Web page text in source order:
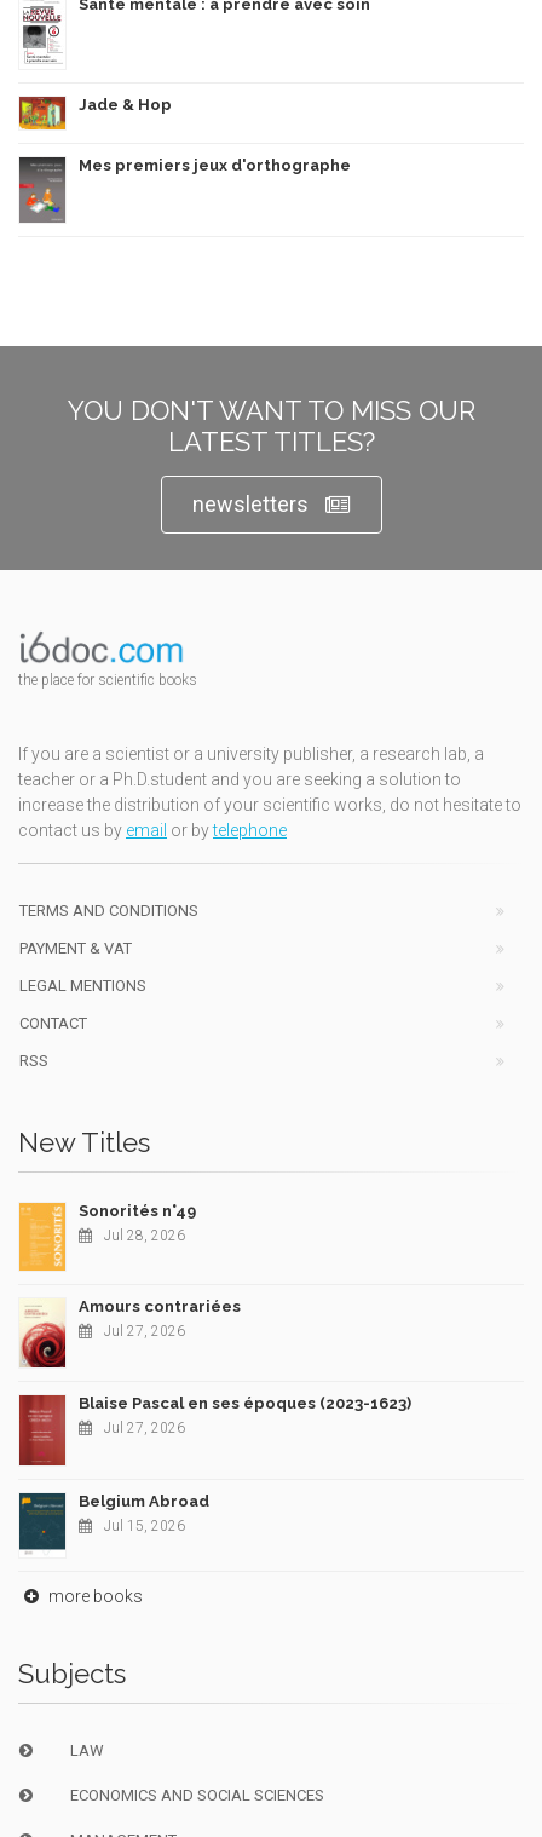
Santé mentale : à prendre avec soin
Jade & Hop
Mes premiers jeux d'orthographe
YOU DON'T WANT TO MISS OUR
LATEST TITLES?
newsletters
the place for scientific books
If you are a scientist or a university publisher, a research lab, a
teacher or a Ph.D.student and you are seeking a solution to
increase the distribution of your scientific works, do not hesitate to
contact us by email or bytelephone
TERMS AND CONDITIONS
PAYMENT & VAT
LEGAL MENTIONS
CONTACT
RSS
New Titles
Sonorités n°49
Jul 28, 2026
Amours contrariées
Jul 27, 2026
Blaise Pascal en ses époques (2023-1623)
Jul 27, 2026
Belgium Abroad
Jul 15, 2026
more books
Subjects
LAW
ECONOMICS AND SOCIAL SCIENCES